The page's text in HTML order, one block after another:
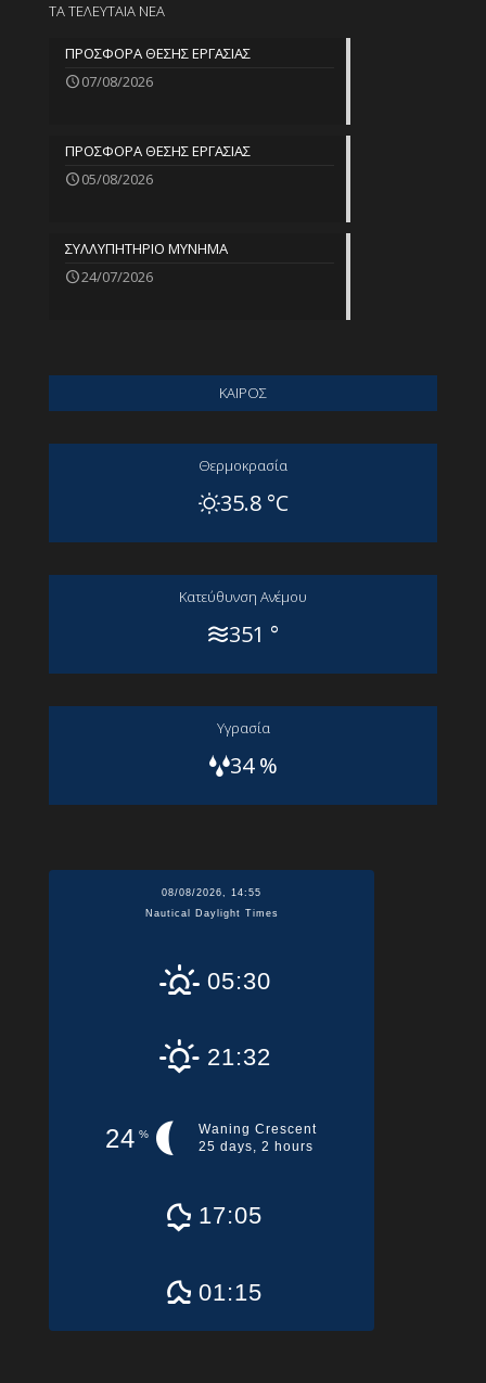
ΤΑ ΤΕΛΕΥΤΑΙΑ ΝΕΑ
ΠΡΟΣΦΟΡΑ ΘΕΣΗΣ ΕΡΓΑΣΙΑΣ
07/08/2026
ΠΡΟΣΦΟΡΑ ΘΕΣΗΣ ΕΡΓΑΣΙΑΣ
05/08/2026
ΣΥΛΛΥΠΗΤΗΡΙΟ ΜΥΝΗΜΑ
24/07/2026
ΚΑΙΡΟΣ
Θερμοκρασία
35.8 °C
Kατεύθυνση Aνέμου
351 °
Yγρασία
34 %
08/08/2026, 14:55
Nautical Daylight Times
05:30
21:32
24 %
Waning Crescent
25 days, 2 hours
17:05
01:15